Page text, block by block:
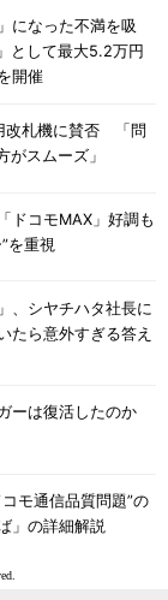
になった不満を吸
として最大5.2万円
開催
改札機に賛否 「問
がスムーズ」
ドコモMAX」好調も
を重視
、シヤチハタ社長に
たら意外すぎる答え
ーは復活したのか
モ通信品質問題”の
」の詳細解説